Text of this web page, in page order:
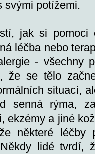
svými potížemi.
jak si
léčba nebo
- všechny
že se tělo
situací,
senná rýma,
ekzémy a jiné
některé léčby
lidé tvrdí,